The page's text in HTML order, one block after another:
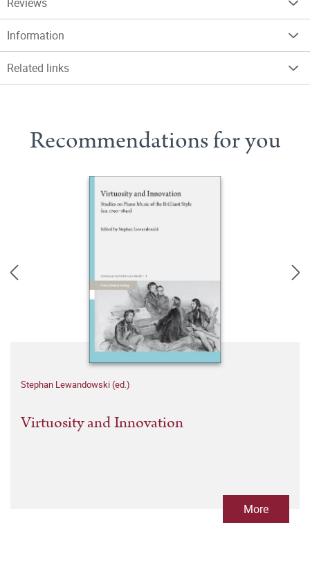
Information
Related links
Recommendations for you
Stephan Lewandowski (ed.)
Virtuosity and Innovation
More